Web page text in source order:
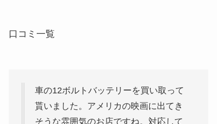
口コミ一覧
車の12ボルトバッテリーを買い取って
貰いました。アメリカの映画に出てき
そうな雰囲気のお店ですね。対応して